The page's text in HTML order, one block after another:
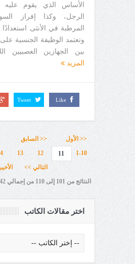
الأساس الذي يقوم عليه
الرجل، وكذا إفراز
المرطبة في الأنثى
وتعتمد الوظيفة الجنسية
بين الجهازين العصبيين
المزيد
Like
Tweet
<< الأول
<< السابق
1-10
11
12
13
التالي >>
النتائج من 101 إلى 110 من إجمالي 142
اختر مقالات الكاتب